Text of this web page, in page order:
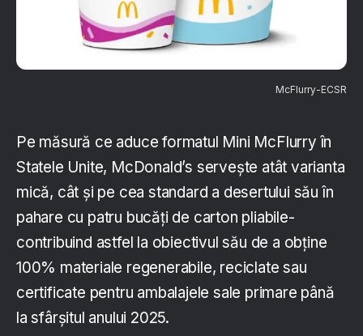
McFlurry-ECSR
Pe măsură ce aduce formatul Mini McFlurry în
Statele Unite, McDonald’s servește atât varianta
mică, cât și pe cea standard a desertului său în
pahare cu patru bucăți de carton pliabile-
contribuind astfel la obiectivul său de a obține
100% materiale regenerabile, reciclate sau
certificate pentru ambalajele sale primare până
la sfârșitul anului 2025.